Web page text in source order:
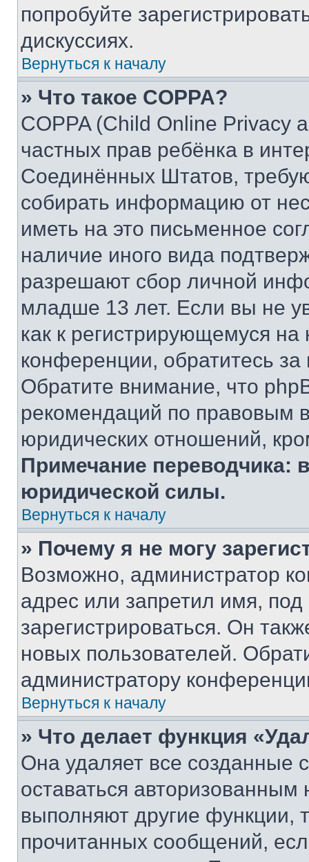
попробуйте
дискуссиях.
Вернуться к началу
» Что такое COPPA?
COPPA (Child Online Privacy
частных прав ребёнка в
Соединённых Штатов,
собирать информацию от
иметь на это письменное
наличие иного вида
разрешают сбор личной
младше 13 лет. Если вы не
как к регистрирующемуся
конференции, обратитесь
Обратите внимание, что
рекомендаций по правовым
юридических отношений,
Примечание переводчика:
юридической силы.
Вернуться к началу
» Почему я не могу
Возможно, администратор
адрес или запретил имя,
зарегистрироваться. Он
новых пользователей.
администратору
Вернуться к началу
» Что делает функция
Она удаляет все созданные
оставаться
выполняют другие функции,
прочитанных сообщений,